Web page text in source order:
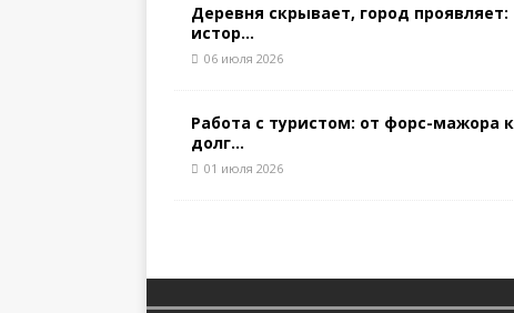
Деревня скрывает, город проявляет:
истор...
06 июля 2026
Работа с туристом: от форс-мажора к
долг...
01 июля 2026